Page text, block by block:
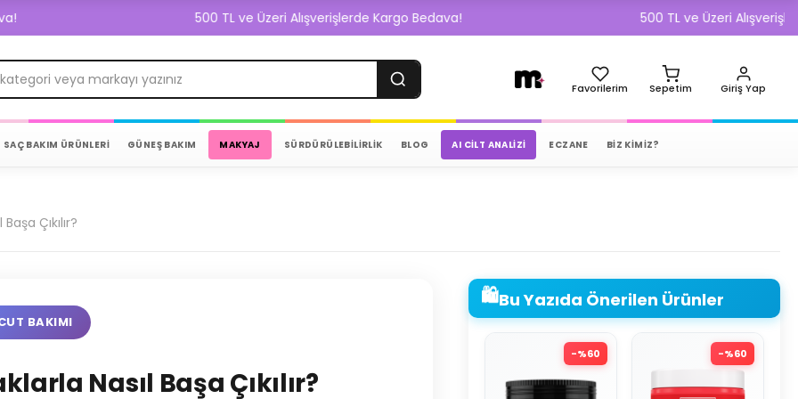
500 TL ve Üzeri Alışverişlerde Kargo Bedava! 500 TL ve Üzeri Alışverişlerde Kargo
Favorilerim Sepetim Giriş Yap
SAÇ BAKIM ÜRÜNLERİ GÜNEŞ BAKIM MAKYAJ SÜRDÜRÜLEBİLİRLİK BLOG AI CILT ANALIZI ECZANE BİZ KİMİZ?
Çıkılır?
BAKIMI
Nasıl Başa Çıkılır?
🛍️Bu Yazıda Önerilen Ürünler
-%60 -%60